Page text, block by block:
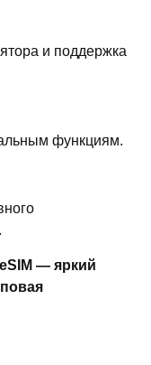
и поддержка
функциям.
— яркий